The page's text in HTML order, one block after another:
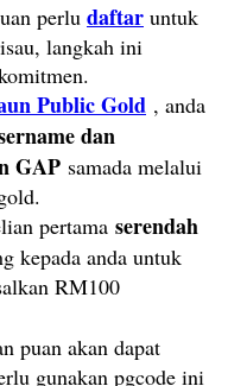
perlu daftar untuk
langkah ini
Public Gold , anda
dan
GAP samada melalui
pertama serendah
kepada anda untuk
RM100
puan akan dapat
gunakan pgcode ini